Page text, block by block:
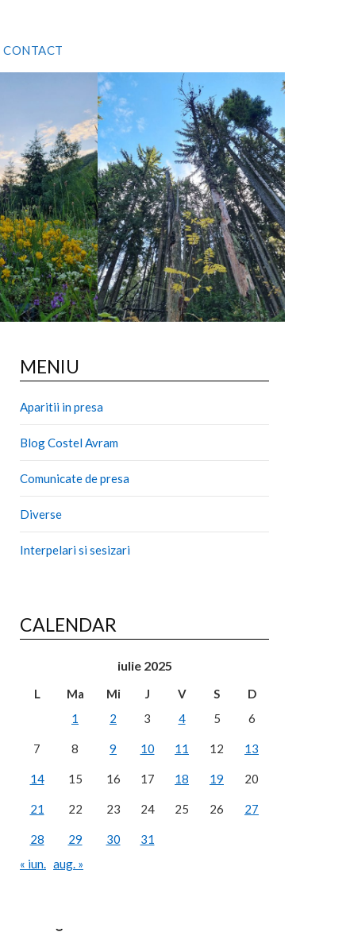
CONTACT
MENIU
Aparitii in presa
Blog Costel Avram
Comunicate de presa
Diverse
Interpelari si sesizari
CALENDAR
iulie 2025
L Ma Mi J V S
D
1
2 3 4 5 6
7 8 9 10 11 12 13
14 15 16 17 18 19 20
21 22 23 24 25 26 27
28 29 30
31
« iun. aug. »